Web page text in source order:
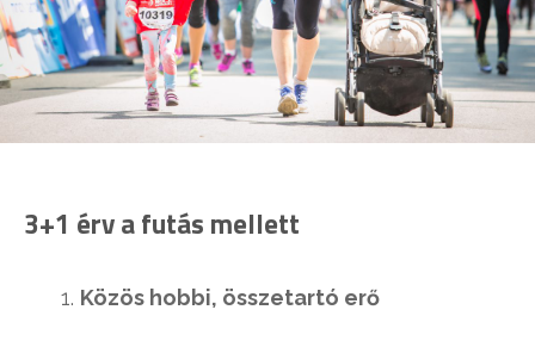
3+1 érv a futás mellett
Közös hobbi, összetartó erő